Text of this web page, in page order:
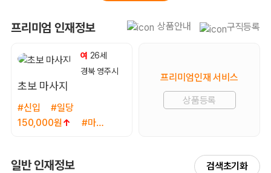
프리미엄 인재정보 상품안내 구직등록
여 26세
경북 영주시
초보 마사지
#신입
#일당
150,000원↑
#마사
프리미엄인재 서비스
상품등록
일반 인재정보 검색초기화